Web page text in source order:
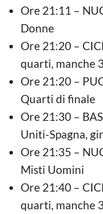
Ore 21:11 –
Donne
Ore 21:20 –
quarti, manche
Ore 21:20 –
Quarti di finale
Ore 21:30 –
Uniti-Spagna,
Ore 21:35 –
Misti Uomini
Ore 21:40 –
quarti, manche